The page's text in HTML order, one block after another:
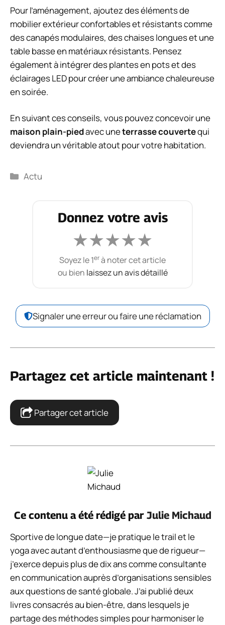
Pour l’aménagement, ajoutez des éléments de
mobilier extérieur confortables et résistants comme
des canapés modulaires, des chaises longues et une
table basse en matériaux résistants. Pensez
également à intégrer des plantes en pots et des
éclairages LED pour créer une ambiance chaleureuse
en soirée.
En suivant ces conseils, vous pouvez concevoir une
maison plain-piedavec uneterrasse couvertequi
deviendra un véritable atout pour votre habitation.
Catégories
Actu
Donnez votre avis
★★★★★
Soyez le 1erà noter cet article
ou bien laissez un avis détaillé
Signaler une erreur ou faire une réclamation
Partagez cet article maintenant !
Partager cet article
Ce contenu a été rédigé par Julie Michaud
Sportive de longue date—je pratique le trail et le
yoga avec autant d’enthousiasme que de rigueur—
j’exerce depuis plus de dix ans comme consultante
en communication auprès d’organisations sensibles
aux questions de santé globale. J’ai publié deux
livres consacrés au bien-être, dans lesquels je
partage des méthodes simples pour harmoniser le